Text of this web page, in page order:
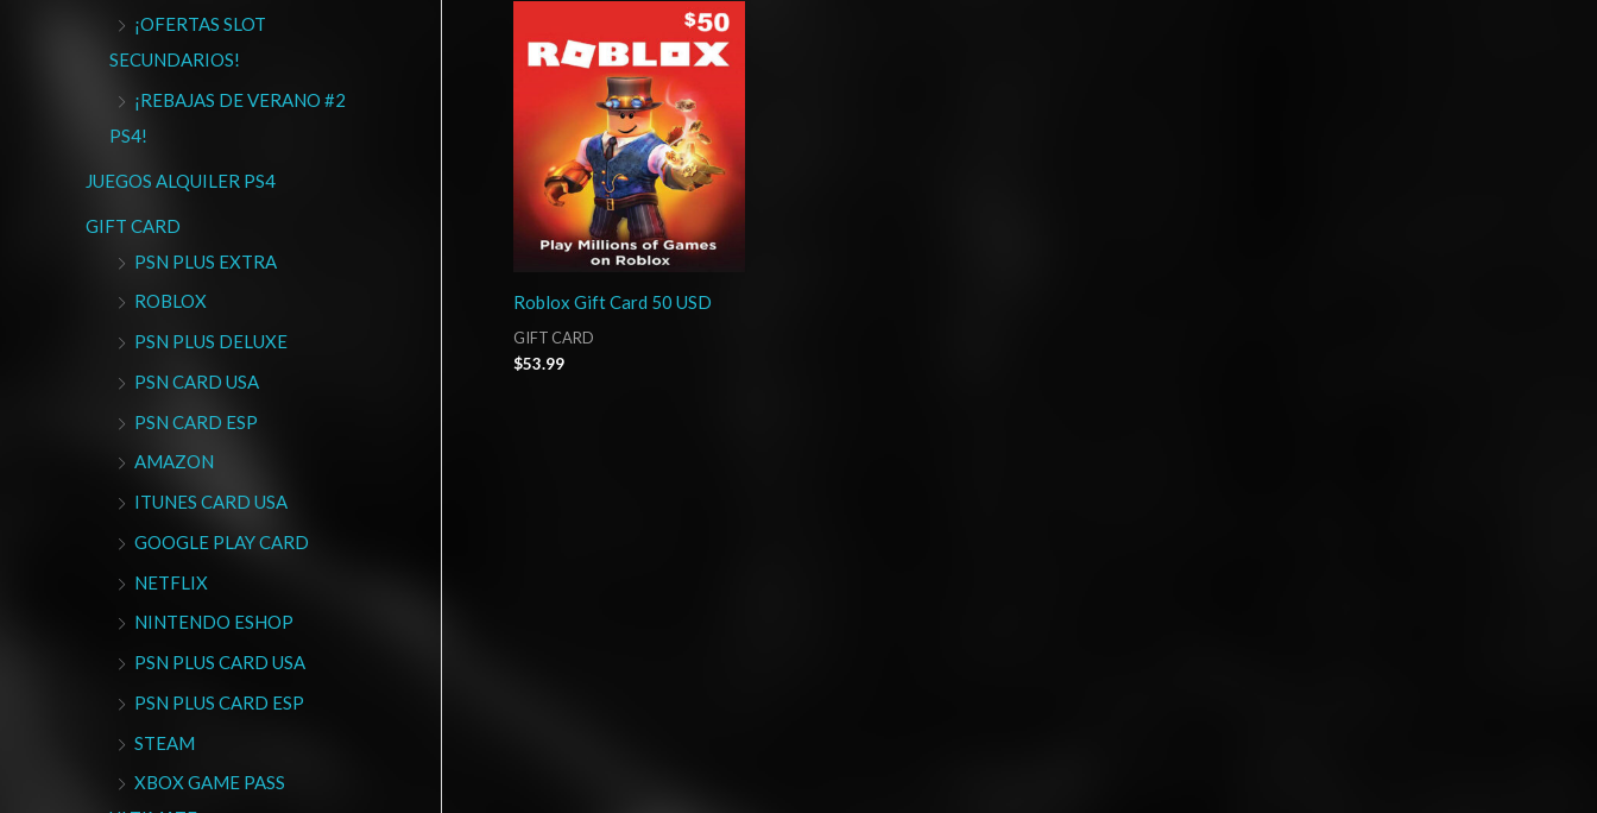
¡OFERTAS SLOT
SECUNDARIOS!
¡REBAJAS DE VERANO #2
PS4!
JUEGOS ALQUILER PS4
GIFT CARD
PSN PLUS EXTRA
ROBLOX
PSN PLUS DELUXE
PSN CARD USA
PSN CARD ESP
AMAZON
ITUNES CARD USA
GOOGLE PLAY CARD
NETFLIX
NINTENDO ESHOP
PSN PLUS CARD USA
PSN PLUS CARD ESP
STEAM
XBOX GAME PASS
Roblox Gift Card 50 USD
GIFT CARD
$53.99